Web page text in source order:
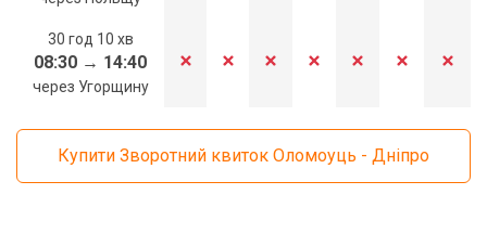
30 год 10 хв
08:30 → 14:40
через Угорщину
Купити Зворотний квиток Оломоуць - Дніпро